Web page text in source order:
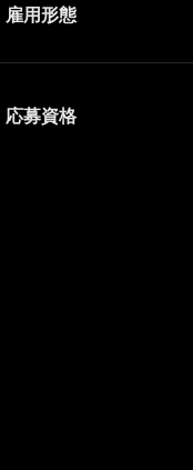
雇用形態
応募資格